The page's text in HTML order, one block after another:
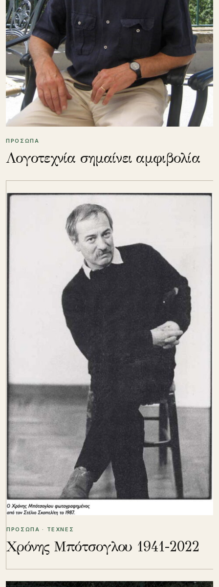
ΠΡΟΣΩΠΑ
Λογοτεχνία σημαίνει αμφιβολία
ΠΡΟΣΩΠΑ · ΤΕΧΝΕΣ
Χρόνης Μπότσογλου 1941-2022